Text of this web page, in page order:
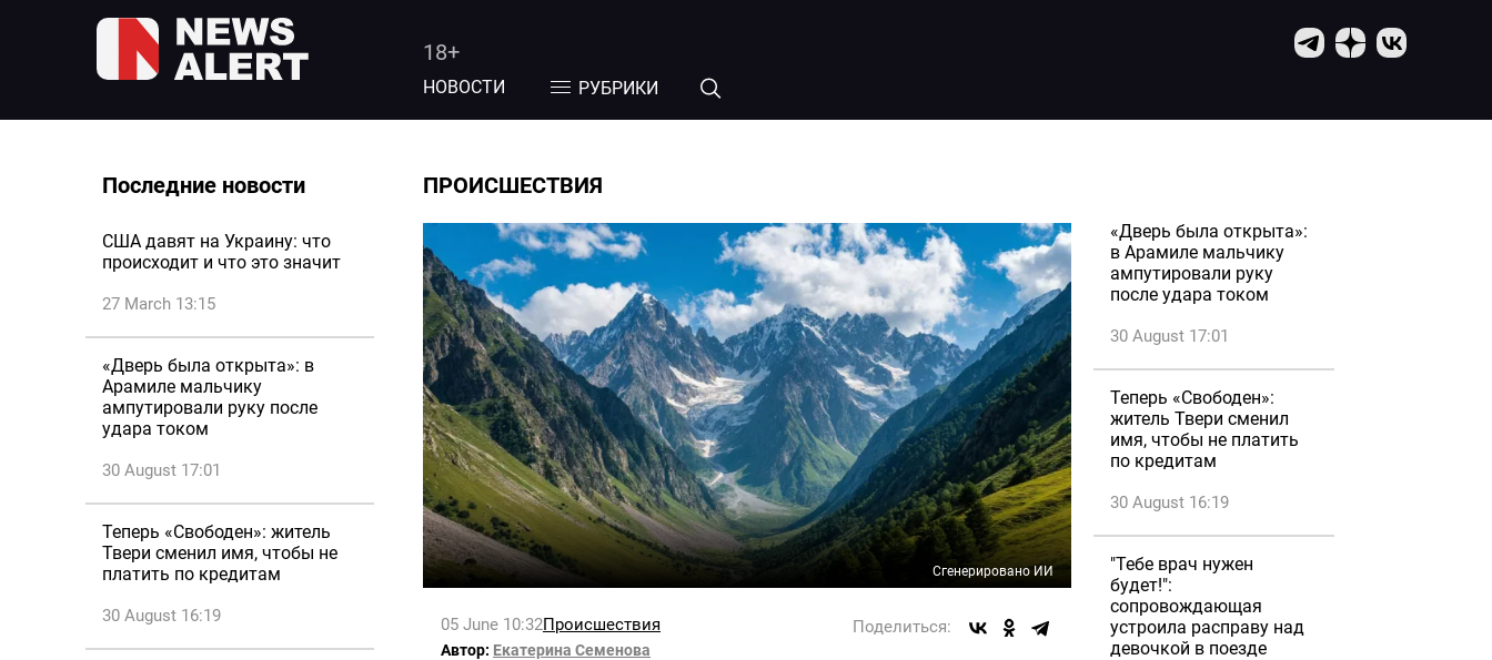
18+
НОВОСТИ РУБРИКИ
Последние новости
США давят на Украину: что
происходит и что это значит
27 March 13:15
«Дверь была открыта»: в
Арамиле мальчику
ампутировали руку после
удара током
30 August 17:01
Теперь «Свободен»: житель
Твери сменил имя, чтобы не
платить по кредитам
30 August 16:19
ПРОИСШЕСТВИЯ
Сгенерировано ИИ
05 June 10:32Происшествия Поделиться:
Автор: Екатерина Семенова
«Дверь была открыта»:
в Арамиле мальчику
ампутировали руку
после удара током
30 August 17:01
Теперь «Свободен»:
житель Твери сменил
имя, чтобы не платить
по кредитам
30 August 16:19
"Тебе врач нужен
будет!":
сопровождающая
устроила расправу над
девочкой в поезде